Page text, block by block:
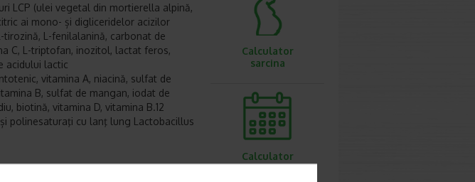
LCP (ulei vegetal din mortierella alpină,
ai mono- și digliceridelor acizilor
L-fenilalanină, carbonat de
C, L-triptofan, inozitol, lactat feros,
acidului lactic
vitamina A, niacină, sulfat de
B, sulfat de mangan, iodat de
biotină, vitamina D, vitamina B.12
polinesaturaţi cu lanţ lung Lactobacillus
Calculator
sarcina
Calculator
ovulatie